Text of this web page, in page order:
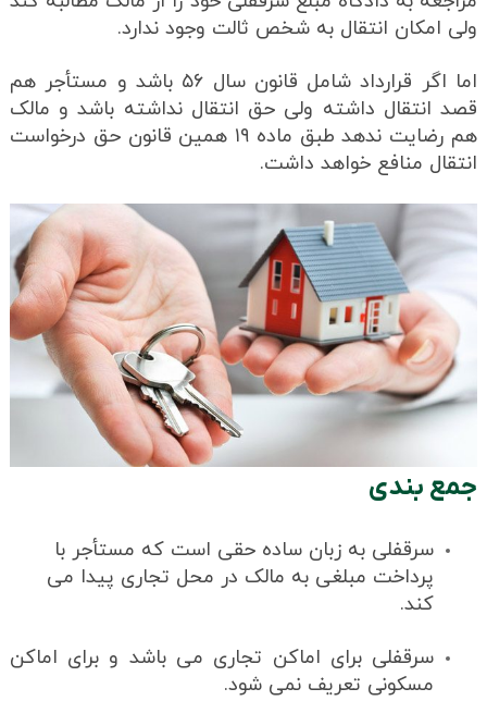
ولی امکان انتقال به شخص ثالت وجود ندارد.
اما اگر قرارداد شامل قانون سال ۵۶ باشد و مستأجر هم
قصد انتقال داشته ولی حق انتقال نداشته باشد و مالک
هم رضایت ندهد طبق ماده ۱۹ همین قانون حق درخواست
انتقال منافع خواهد داشت.
جمع بندی
سرقفلی به زبان ساده حقی است که مستأجر با
پرداخت مبلغی به مالک در محل تجاری پیدا می
کند.
سرقفلی برای اماکن تجاری می باشد و برای اماکن
مسکونی تعریف نمی شود.